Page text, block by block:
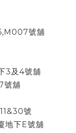
號舖
3及4號舖
號舖
號
地下E號舖